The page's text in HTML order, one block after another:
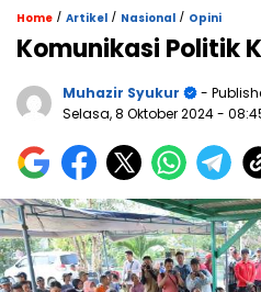
Home / Artikel / Nasional / Opini
Komunikasi Politik
Muhazir Syukur
-
Selasa, 8 Oktober 2024-